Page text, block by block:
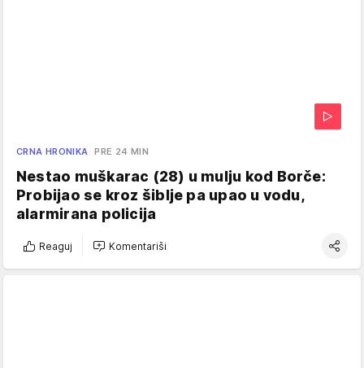
CRNA HRONIKA PRE 24 MIN
Nestao muškarac (28) u mulju kod Borče:
Probijao se kroz šiblje pa upao u vodu,
alarmirana policija
Reaguj Komentariši